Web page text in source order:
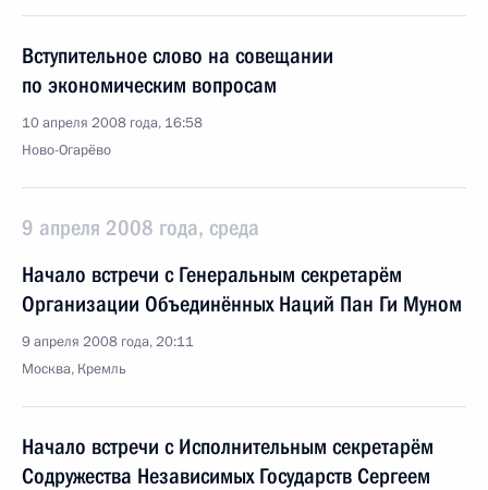
Вступительное слово на совещании
по экономическим вопросам
10 апреля 2008 года, 16:58
Ново-Огарёво
9 апреля 2008 года, среда
Начало встречи с Генеральным секретарём
Организации Объединённых Наций Пан Ги Муном
9 апреля 2008 года, 20:11
Москва, Кремль
Начало встречи с Исполнительным секретарём
Содружества Независимых Государств Сергеем